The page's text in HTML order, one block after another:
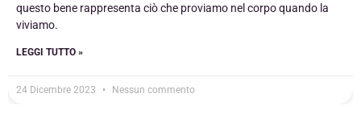
questo bene rappresenta ciò che proviamo nel corpo quando la
viviamo.
LEGGI TUTTO »
24 Dicembre 2023 Nessun commento